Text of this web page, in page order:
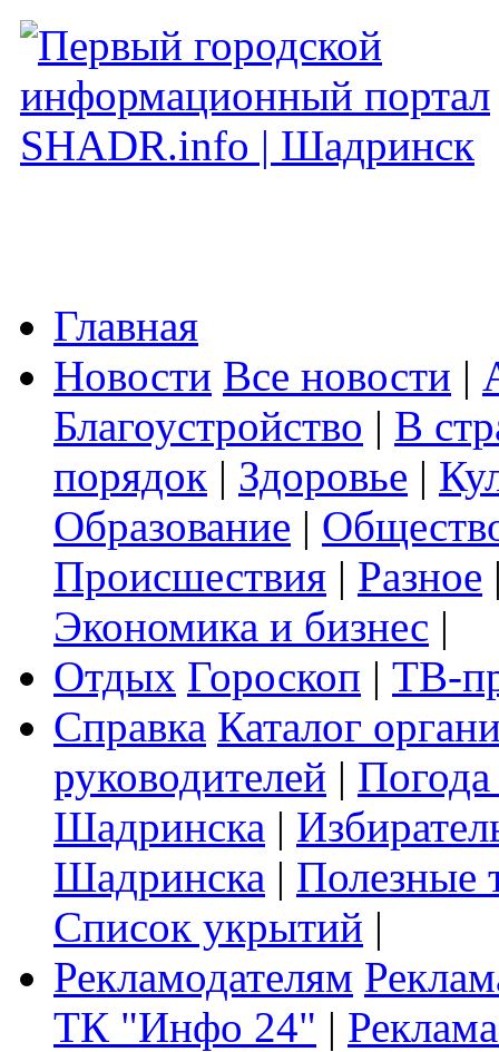
Главная
Новости Все новости |
Благоустройство | В
порядок | Здоровье |
Образование |
Происшествия | Разное
Экономика и бизнес |
Отдых Гороскоп | ТВ-
Справка Каталог
руководителей |
Шадринска |
Шадринска | Полезные
Список укрытий |
Рекламодателям
ТК "Инфо 24" |